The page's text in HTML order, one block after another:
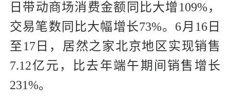
日带动商场消费金额同比大增109%，
交易笔数同比大幅增长73%。6月16日
至17日，居然之家北京地区实现销售
7.12亿元，比去年端午期间销售增长
231%。